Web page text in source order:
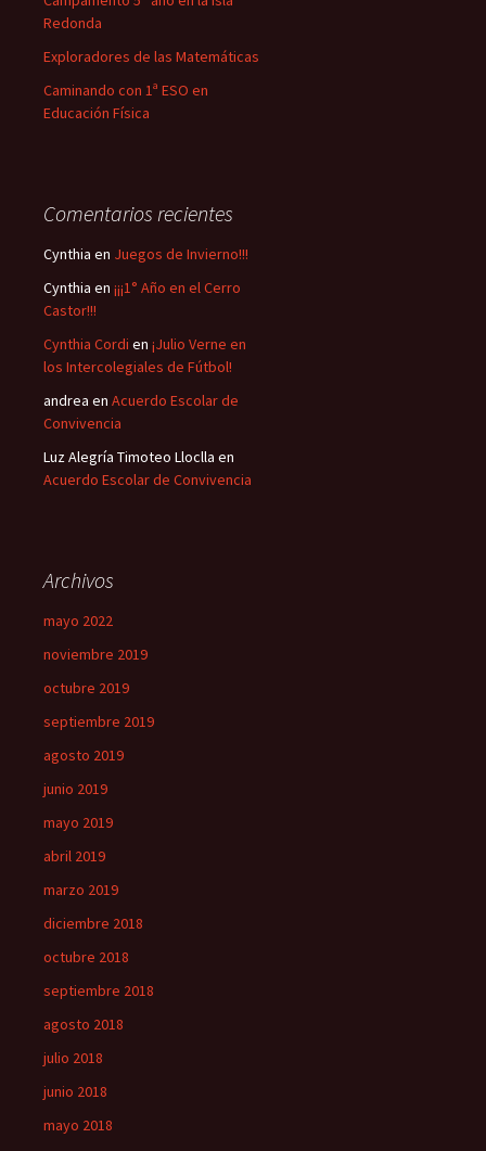
Redonda
Exploradores de las Matemáticas
Caminando con 1ª ESO en
Educación Física
Comentarios recientes
Cynthia en Juegos de Invierno!!!
Cynthia en ¡¡¡1° Año en el Cerro
Castor!!!
Cynthia Cordi en ¡Julio Verne en
los Intercolegiales de Fútbol!
andrea en Acuerdo Escolar de
Convivencia
Luz Alegría Timoteo Lloclla en
Acuerdo Escolar de Convivencia
Archivos
mayo 2022
noviembre 2019
octubre 2019
septiembre 2019
agosto 2019
junio 2019
mayo 2019
abril 2019
marzo 2019
diciembre 2018
octubre 2018
septiembre 2018
agosto 2018
julio 2018
junio 2018
mayo 2018